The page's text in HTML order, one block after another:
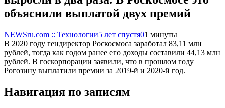
объяснили выплатой двух премий
NEWSru.com :: Технологии5 лет спустя01 минуты
В 2020 году гендиректор Роскосмоса заработал 83,11 млн
рублей, тогда как годом ранее его доходы составили 44,13 млн
рублей. В госкорпорации заявили, что в прошлом году
Рогозину выплатили премии за 2019-й и 2020-й год.
Навигация по записям